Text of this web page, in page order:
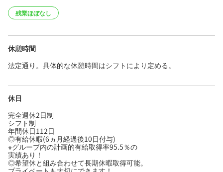
残業ほぼなし
休憩時間
法定通り。具体的な休憩時間はシフトにより定める。
休日
完全週休2日制
シフト制
年間休日112日
◎有給休暇(6ヵ月経過後10日付与)
※グループ内の計画的有給取得率95.5％の
実績あり！
◎希望休と組み合わせて長期休暇取得可能。